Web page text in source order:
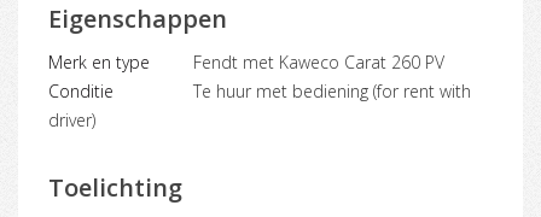
Eigenschappen
Merk en type
Fendt met Kaweco Carat 260 PV
Conditie
Te huur met bediening (for rent with
driver)
Toelichting